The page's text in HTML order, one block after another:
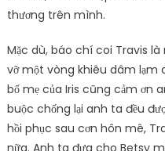
thương trên mình.
Mặc dù, báo chí coi Travis
vỡ một vòng khiêu dâm lạm
bố mẹ của Iris cũng cảm ơn
buộc chống lại anh ta đều
hồi phục sau cơn hôn mê,
nữa. Anh ta đưa cho Betsy